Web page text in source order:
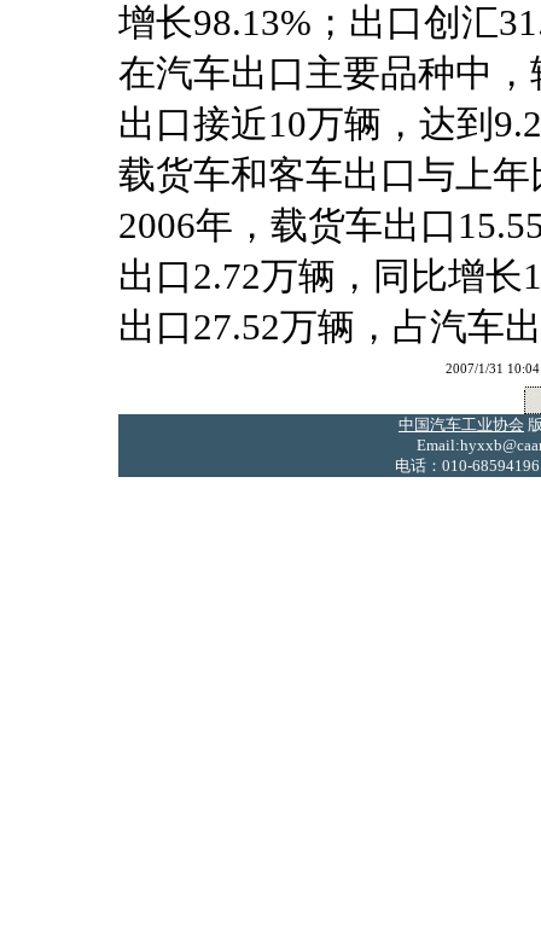
增长98.13%；出口创汇
在汽车出口主要品种中
出口接近10万辆，达到
载货车和客车出口与上
2006年，载货车出口
出口2.72万辆，同比增长
出口27.52万辆，占汽车
2007/1/31
中国汽车工业协会
电话：010-